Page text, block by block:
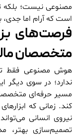
مصنوعی نیست؛ بلکه
است که آرام اما جدی،
فرصت‌های
متخصصان
هوش مصنوعی فقط
ندارد؛ در سوی دیگر
مسیر حرفه‌ای
کند. زمانی که
نیروی انسانی
تصمیم‌سازی بهتر،